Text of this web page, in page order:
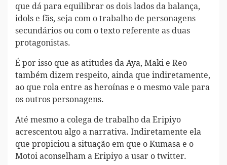
que dá para equilibrar os dois lados da balança,
idols e fãs, seja com o trabalho de personagens
secundários ou com o texto referente as duas
protagonistas.
É por isso que as atitudes da Aya, Maki e Reo
também dizem respeito, ainda que indiretamente,
ao que rola entre as heroínas e o mesmo vale para
os outros personagens.
Até mesmo a colega de trabalho da Eripiyo
acrescentou algo a narrativa. Indiretamente ela
que propiciou a situação em que o Kumasa e o
Motoi aconselham a Eripiyo a usar o twitter.